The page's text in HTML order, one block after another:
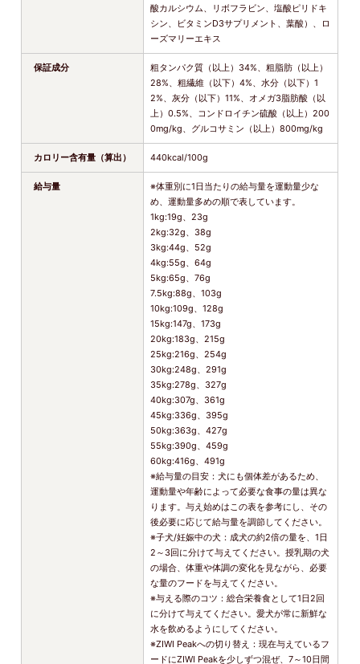
酸カルシウム、リボフラビン、塩酸ピリドキ
シン、ビタミンD3サプリメント、葉酸）、ロ
ーズマリーエキス
保証成分
粗タンパク質（以上）34%、粗脂肪（以上）
28%、粗繊維（以下）4%、水分（以下）1
2%、灰分（以下）11%、オメガ3脂肪酸（以
上）0.5%、コンドロイチン硫酸（以上）200
0mg/kg、グルコサミン（以上）800mg/kg
カロリー含有量（算出） 440kcal/100g
給与量
※体重別に1日当たりの給与量を運動量少な
め、運動量多めの順で表しています。
1kg:19g、23g
2kg:32g、38g
3kg:44g、52g
4kg:55g、64g
5kg:65g、76g
7.5kg:88g、103g
10kg:109g、128g
15kg:147g、173g
20kg:183g、215g
25kg:216g、254g
30kg:248g、291g
35kg:278g、327g
40kg:307g、361g
45kg:336g、395g
50kg:363g、427g
55kg:390g、459g
60kg:416g、491g
※給与量の目安：犬にも個体差があるため、
運動量や年齢によって必要な食事の量は異な
ります。与え始めはこの表を参考にし、その
後必要に応じて給与量を調節してください。
※子犬/妊娠中の犬：成犬の約2倍の量を、1日
2～3回に分けて与えてください。授乳期の犬
の場合、体重や体調の変化を見ながら、必要
な量のフードを与えてください。
※与える際のコツ：総合栄養食として1日2回
に分けて与えてください。愛犬が常に新鮮な
水を飲めるようにしてください。
※ZIWI Peakへの切り替え：現在与えているフ
ードにZIWI Peakを少しずつ混ぜ、7～10日間